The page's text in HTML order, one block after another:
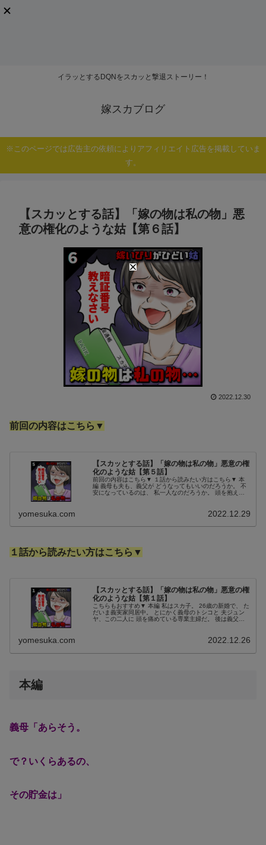
イラッとするDQNをスカッと撃退ストーリー！
嫁スカブログ
※このページでは広告主の依頼によりアフィリエイト広告を掲載していま
す。
【スカッとする話】「嫁の物は私の物」悪
意の権化のような姑【第６話】
2022.12.30
前回の内容はこちら▼
【スカッとする話】「嫁の物は私の物」悪意の権
化のような姑【第５話】
前回の内容はこちら▼ １話から読みたい方はこちら▼ 本
編 義母も夫も、義父が どうなってもいいのだろうか。 不
安になっているのは、 私一人なのだろうか。 頭を抱えた
yomesuka.com 2022.12.29
１話から読みたい方はこちら▼
【スカッとする話】「嫁の物は私の物」悪意の権
化のような姑【第１話】
こちらもおすすめ▼ 本編 私はスカ子。 26歳の新婚で、 た
だいま義実家同居中。 とにかく義母のトシコと 夫ジュン
ヤ、この二人に 頭を痛めている専業主婦だ。 後は義父。
yomesuka.com 2022.12.26
本編
義母「あらそう。
で？いくらあるの、
その貯金は」